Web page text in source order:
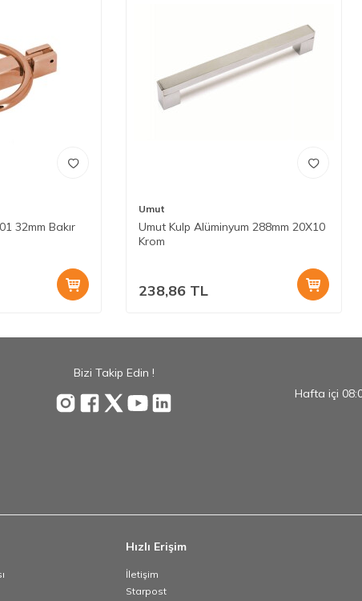
32mm Bakır
Umut
Umut Kulp Alüminyum 288mm 20X10
Krom
238,86 TL
Bizi Takip Edin !
Hafta içi
Hızlı Erişim
İletişim
Starpost